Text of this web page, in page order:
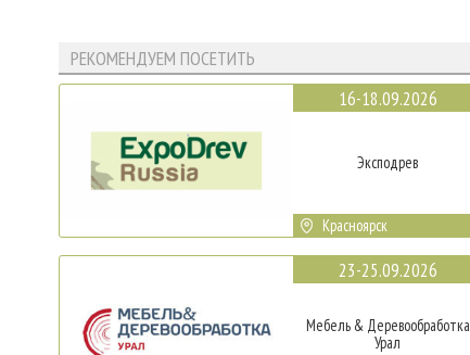
РЕКОМЕНДУЕМ ПОСЕТИТЬ
16-18.09.2026
Эксподрев
Красноярск
23-25.09.2026
Мебель & Деревообработка
Урал